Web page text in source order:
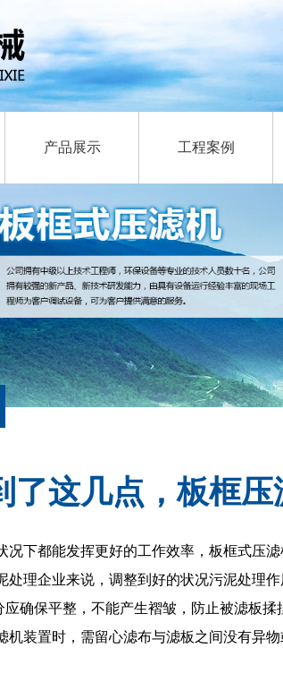
产品展示 工程案例
了这几点，板框
都能发挥更好的工作效率，板框式压
处理企业来说，调整到好的状况污泥处理
保平整，不能产生褶皱，防止被滤板揉
装置时，需留心滤布与滤板之间没有异